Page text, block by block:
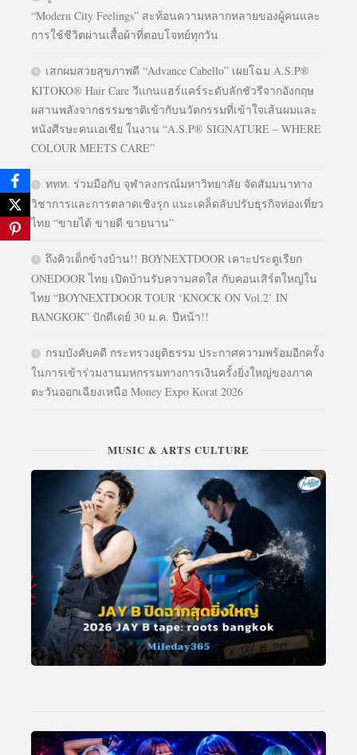
“Modern City Feelings” สะท้อนความหลากหลายของผู้คนและ
การใช้ชีวิตผ่านเสื้อผ้าที่ตอบโจทย์ทุกวัน
เสกผมสวยสุขภาพดี “Advance Cabello” เผยโฉม A.S.P®
KITOKO® Hair Care วีแกนแฮร์แคร์ระดับลักชัวรีจากอังกฤษ
ผสานพลังจากธรรมชาติเข้ากับนวัตกรรมที่เข้าใจเส้นผมและ
หนังศีรษะคนเอเชีย ในงาน “A.S.P® SIGNATURE – WHERE
COLOUR MEETS CARE”
ททท. ร่วมมือกับ จุฬาลงกรณ์มหาวิทยาลัย จัดสัมมนาทาง
วิชาการและการตลาดเชิงรุก แนะเคล็ดลับปรับธุรกิจท่องเที่ยว
ไทย “ขายได้ ขายดี ขายนาน”
ถึงคิวเด็กข้างบ้าน!! BOYNEXTDOOR เคาะประตูเรียก
ONEDOOR ไทย เปิดบ้านรับความสดใส กับคอนเสิร์ตใหญ่ใน
ไทย “BOYNEXTDOOR TOUR ‘KNOCK ON Vol.2’ IN
BANGKOK” ปักดีเดย์ 30 ม.ค. ปีหน้า!!
กรมบังคับคดี กระทรวงยุติธรรม ประกาศความพร้อมอีกครั้ง
ในการเข้าร่วมงานมหกรรมทางการเงินครั้งยิ่งใหญ่ของภาค
ตะวันออกเฉียงเหนือ Money Expo Korat 2026
MUSIC & ARTS CULTURE